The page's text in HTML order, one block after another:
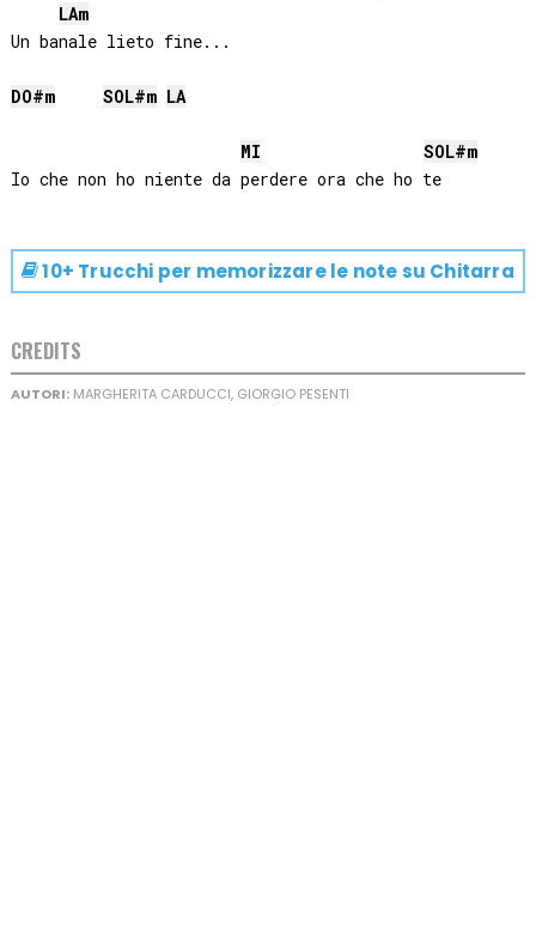
LAm
Un banale lieto fine...
DO#m SOL#m LA
MI SOL#m
Io che non ho niente da perdere ora che ho te
10+ Trucchi per memorizzare le note su Chitarra
CREDITS
AUTORI:MARGHERITA CARDUCCI, GIORGIO PESENTI